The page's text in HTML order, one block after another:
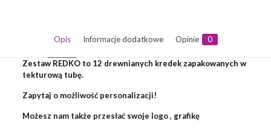
Opis Informacje dodatkowe Opinie 0
Zestaw REDKO to 12 drewnianych kredek zapakowanych w
tekturową tubę.
Zapytaj o możliwość personalizacji!
Możesz nam także przesłać swoje logo , grafikę